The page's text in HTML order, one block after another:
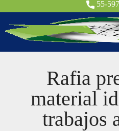
55-
Rafia
material
trabajos